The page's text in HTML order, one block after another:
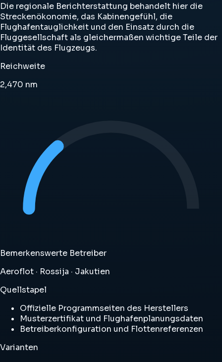
Die regionale Berichterstattung behandelt hier die
Streckenökonomie, das Kabinengefühl, die
Flughafentauglichkeit und den Einsatz durch die
Fluggesellschaft als gleichermaßen wichtige Teile der
Identität des Flugzeugs.
Reichweite
2,470 nm
Bemerkenswerte Betreiber
Aeroflot · Rossija · Jakutien
Quellstapel
Offizielle Programmseiten des Herstellers
Musterzertifikat und Flughafenplanungsdaten
Betreiberkonfiguration und Flottenreferenzen
Varianten